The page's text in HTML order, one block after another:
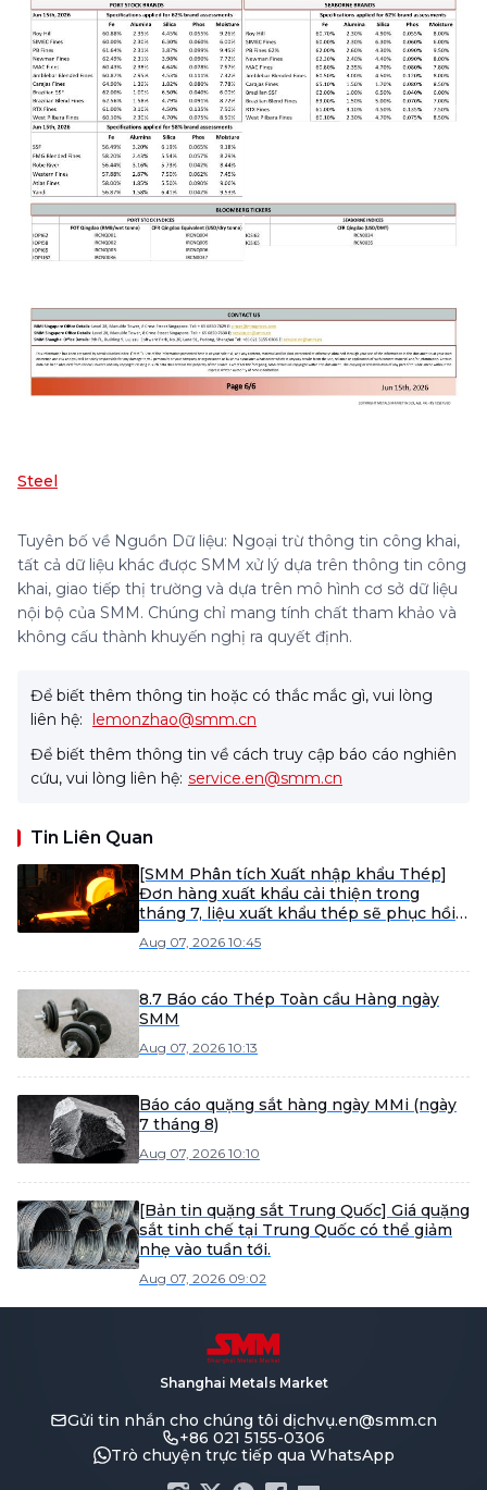
Steel
Tuyên bố về Nguồn Dữ liệu: Ngoại trừ thông tin công khai,
tất cả dữ liệu khác được SMM xử lý dựa trên thông tin công
khai, giao tiếp thị trường và dựa trên mô hình cơ sở dữ liệu
nội bộ của SMM. Chúng chỉ mang tính chất tham khảo và
không cấu thành khuyến nghị ra quyết định.
Để biết thêm thông tin hoặc có thắc mắc gì, vui lòng
liên hệ: lemonzhao@smm.cn
Để biết thêm thông tin về cách truy cập báo cáo nghiên
cứu, vui lòng liên hệ: service.en@smm.cn
Tin Liên Quan
[SMM Phân tích Xuất nhập khẩu Thép]
Đơn hàng xuất khẩu cải thiện trong
tháng 7, liệu xuất khẩu thép sẽ phục hồi
Aug 07, 2026 10:45
8.7 Báo cáo Thép Toàn cầu Hàng ngày
SMM
Aug 07, 2026 10:13
Báo cáo quặng sắt hàng ngày MMi (ngày
7 tháng 8)
Aug 07, 2026 10:10
[Bản tin quặng sắt Trung Quốc] Giá quặng
sắt tinh chế tại Trung Quốc có thể giảm
nhẹ vào tuần tới.
Aug 07, 2026 09:02
Shanghai Metals Market
Gửi tin nhắn cho chúng tôi dịchvụ.en@smm.cn
+86 021 5155-0306
Trò chuyện trực tiếp qua WhatsApp